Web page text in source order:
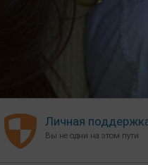
Личная
Вы не одни на этом пути